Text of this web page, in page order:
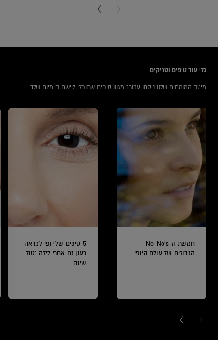
PREVIOUS CARD
NEXT CARD
גלי עוד טיפים וטריקים
מיטב המומחים שלנו ניסחו עבורך מגוון טיפים שתוכלי ליישם ביומיום שלך
חמשת ה-No-No's
הגדולים של עולם היופי
5 טיפים של יופי למראה
רענן גם אחרי לילה נטול
שינה
NEXT CARD